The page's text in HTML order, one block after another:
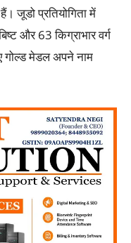
जूडो प्रतियोगिता में
और 63 किग्राभार वर्ग
गोल्ड मेडल अपने नाम